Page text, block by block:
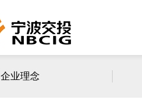
企业理念